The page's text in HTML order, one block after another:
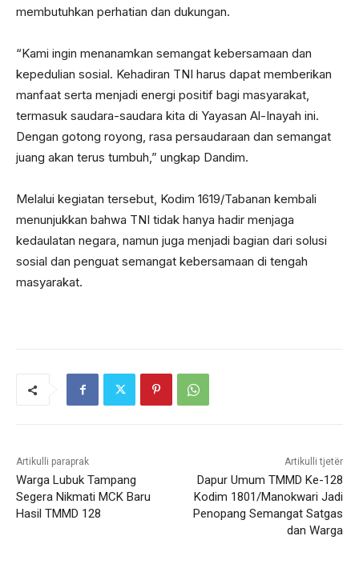
membutuhkan perhatian dan dukungan.
“Kami ingin menanamkan semangat kebersamaan dan
kepedulian sosial. Kehadiran TNI harus dapat memberikan
manfaat serta menjadi energi positif bagi masyarakat,
termasuk saudara-saudara kita di Yayasan Al-Inayah ini.
Dengan gotong royong, rasa persaudaraan dan semangat
juang akan terus tumbuh,” ungkap Dandim.
Melalui kegiatan tersebut, Kodim 1619/Tabanan kembali
menunjukkan bahwa TNI tidak hanya hadir menjaga
kedaulatan negara, namun juga menjadi bagian dari solusi
sosial dan penguat semangat kebersamaan di tengah
masyarakat.
Artikulli paraprak
Warga Lubuk Tampang
Segera Nikmati MCK Baru
Hasil TMMD 128
Artikulli tjetër
Dapur Umum TMMD Ke-128
Kodim 1801/Manokwari Jadi
Penopang Semangat Satgas
dan Warga